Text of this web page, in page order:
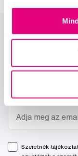
Szeretnék